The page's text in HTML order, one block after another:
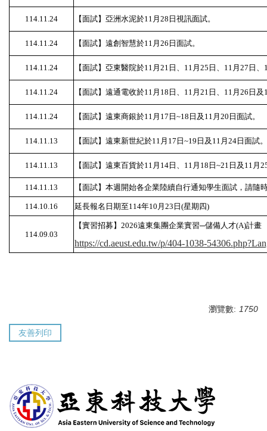
114.11.24 【面試】亞洲水泥於11月28日視訊面試。
114.11.24 【面試】遠創智慧於11月26日面試。
114.11.24 【面試】亞東醫院於11月21日、11月25日、11月27日
114.11.24 【面試】遠通電收於11月18日、11月21日、11月26日
114.11.24 【面試】遠東商銀於11月17日~18日及11月20日面試。
114.11.13 【面試】遠東新世紀於11月17日~19日及11月24日面試。
114.11.13 【面試】遠東百貨於11月14日、11月18日~21日及11月
114.11.13 【面試】本週開始各企業陸續自行通知學生面試，請隨
114.10.16 延長報名日期至114年10月23日(星期四)
114.09.03
【實習招募】2026遠東集團企業實習─儲備人才(A)計畫
https://cd.aeust.edu.tw/p/404-1038-
瀏覽數: 1750
友善列印